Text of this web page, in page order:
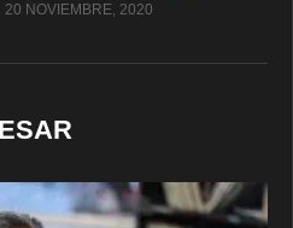
20 NOVIEMBRE, 2020